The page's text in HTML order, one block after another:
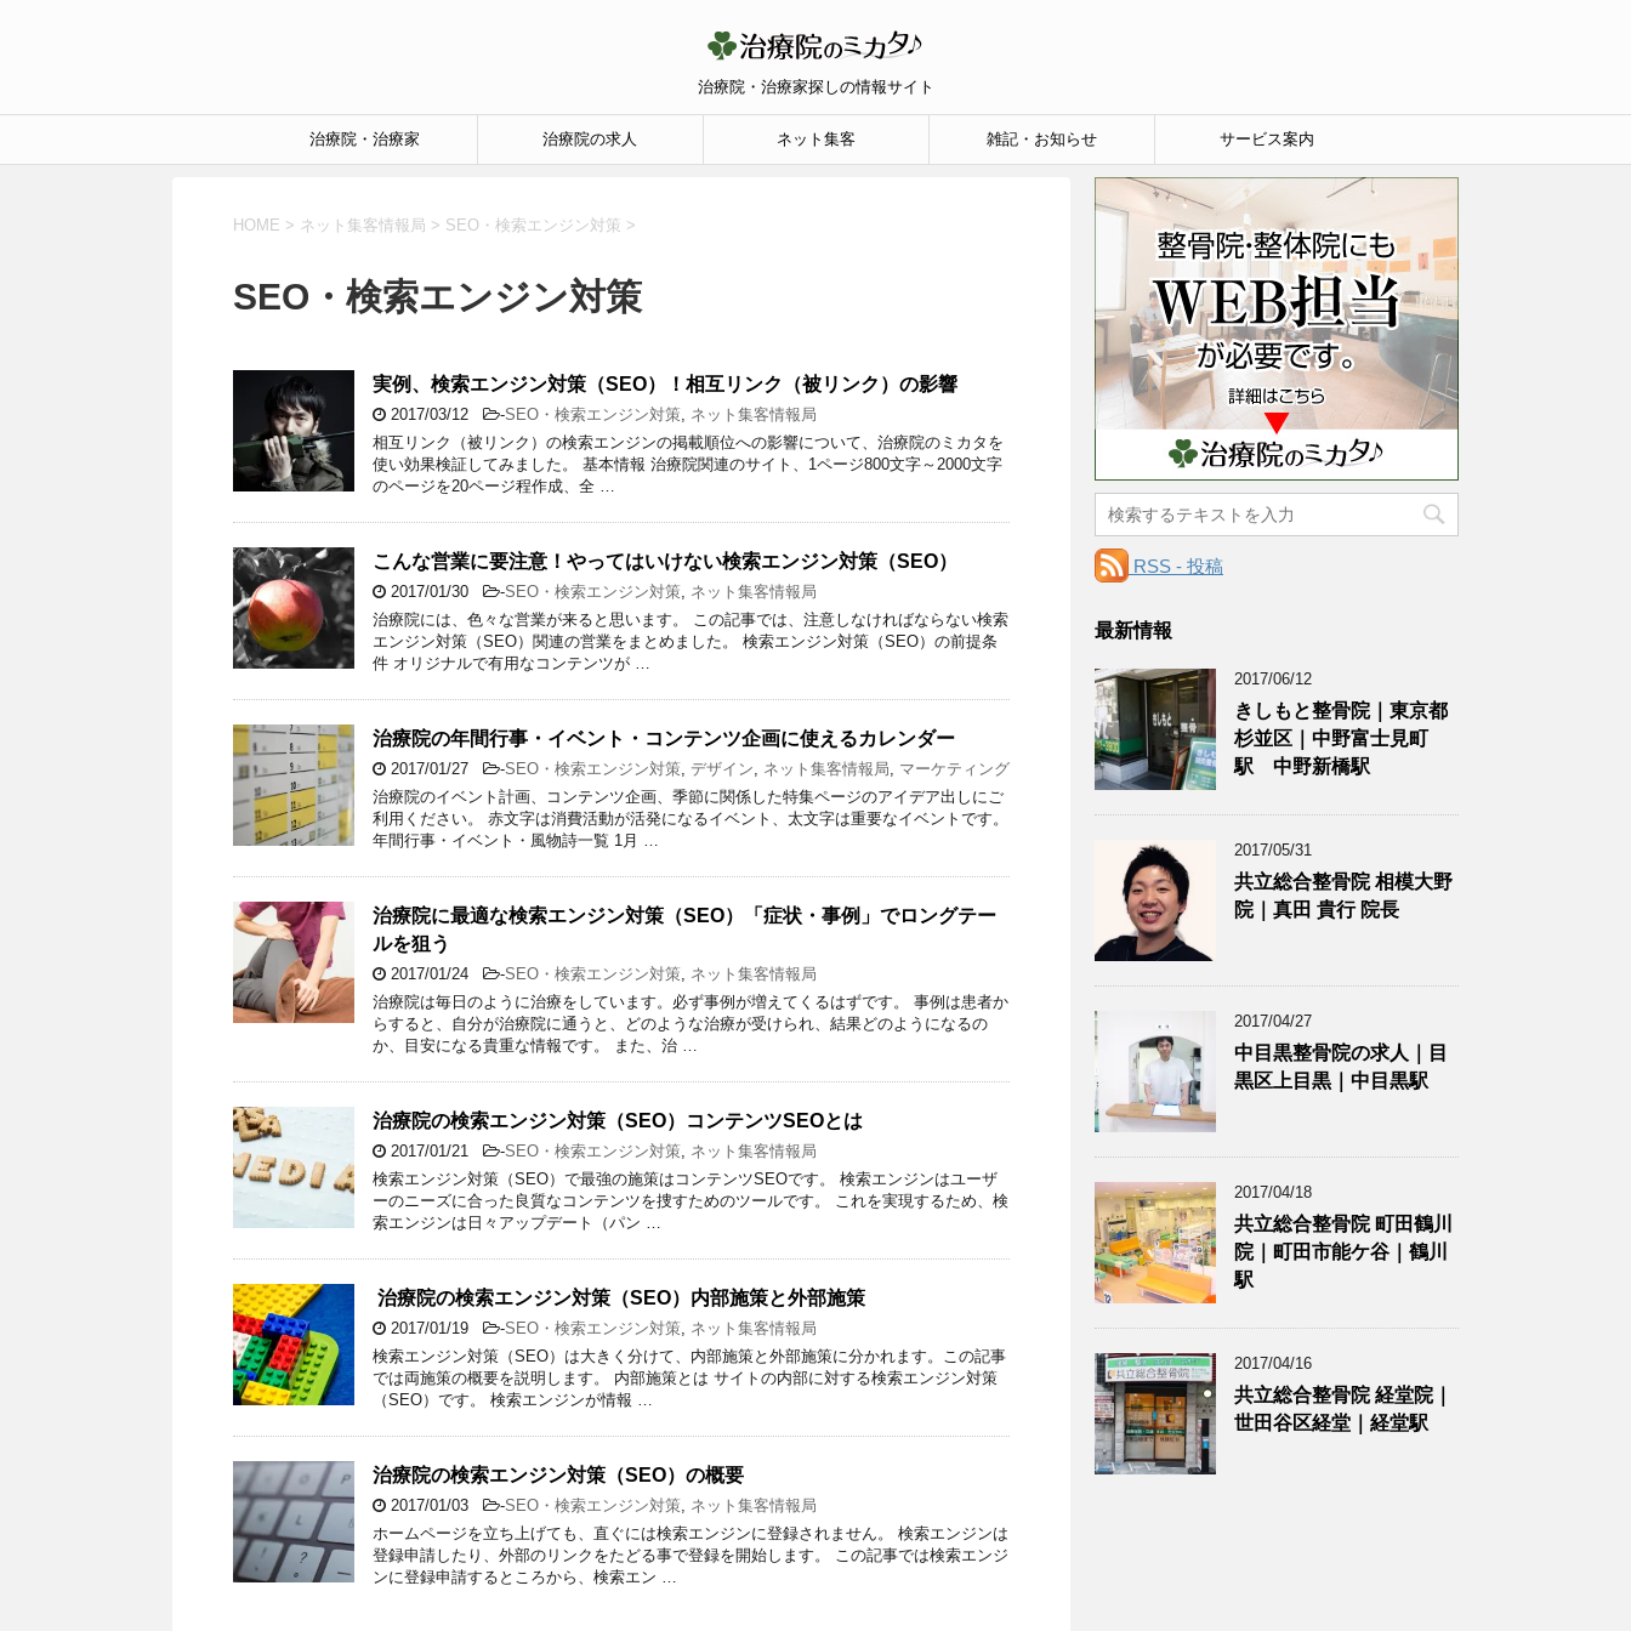
治療院・治療家探しの情報サイト
治療院・治療家 治療院の求人 ネット集客 雑記・お知らせ サービス案内
HOME > ネット集客情報局 > SEO・検索エンジン対策 >
SEO・検索エンジン対策
実例、検索エンジン対策（SEO）！相互リンク（被リンク）の影響
2017/03/12 -SEO・検索エンジン対策, ネット集客情報局
相互リンク（被リンク）の検索エンジンの掲載順位への影響について、治療院のミカタを
使い効果検証してみました。 基本情報 治療院関連のサイト、1ページ800文字～2000文字
のページを20ページ程作成、全 …
こんな営業に要注意！やってはいけない検索エンジン対策（SEO）
2017/01/30 -SEO・検索エンジン対策, ネット集客情報局
治療院には、色々な営業が来ると思います。 この記事では、注意しなければならない検索
エンジン対策（SEO）関連の営業をまとめました。 検索エンジン対策（SEO）の前提条
件 オリジナルで有用なコンテンツが …
治療院の年間行事・イベント・コンテンツ企画に使えるカレンダー
2017/01/27 -SEO・検索エンジン対策, デザイン, ネット集客情報局, マーケティング
治療院のイベント計画、コンテンツ企画、季節に関係した特集ページのアイデア出しにご
利用ください。 赤文字は消費活動が活発になるイベント、太文字は重要なイベントです。
年間行事・イベント・風物詩一覧 1月 …
治療院に最適な検索エンジン対策（SEO）「症状・事例」でロングテー
ルを狙う
2017/01/24 -SEO・検索エンジン対策, ネット集客情報局
治療院は毎日のように治療をしています。必ず事例が増えてくるはずです。 事例は患者か
らすると、自分が治療院に通うと、どのような治療が受けられ、結果どのようになるの
か、目安になる貴重な情報です。 また、治 …
治療院の検索エンジン対策（SEO）コンテンツSEOとは
2017/01/21 -SEO・検索エンジン対策, ネット集客情報局
検索エンジン対策（SEO）で最強の施策はコンテンツSEOです。 検索エンジンはユーザ
ーのニーズに合った良質なコンテンツを捜すためのツールです。 これを実現するため、検
索エンジンは日々アップデート（パン …
​ 治療院の検索エンジン対策（SEO）内部施策と外部施策
2017/01/19 -SEO・検索エンジン対策, ネット集客情報局
検索エンジン対策（SEO）は大きく分けて、内部施策と外部施策に分かれます。この記事
では両施策の概要を説明します。 内部施策とは サイトの内部に対する検索エンジン対策
（SEO）です。 検索エンジンが情報 …
治療院の検索エンジン対策（SEO）の概要
2017/01/03 -SEO・検索エンジン対策, ネット集客情報局
ホームページを立ち上げても、直ぐには検索エンジンに登録されません。 検索エンジンは
登録申請したり、外部のリンクをたどる事で登録を開始します。 この記事では検索エンジ
ンに登録申請するところから、検索エン …
RSS - 投稿
最新情報
2017/06/12
きしもと整骨院｜東京都
杉並区｜中野富士見町
駅 中野新橋駅
2017/05/31
共立総合整骨院 相模大野
院｜真田 貴行 院長
2017/04/27
中目黒整骨院の求人｜目
黒区上目黒｜中目黒駅
2017/04/18
共立総合整骨院 町田鶴川
院｜町田市能ケ谷｜鶴川
駅
2017/04/16
共立総合整骨院 経堂院｜
世田谷区経堂｜経堂駅